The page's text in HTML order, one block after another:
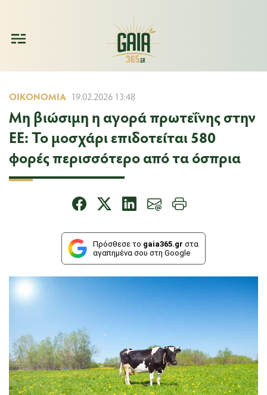
ΟΙΚΟΝΟΜΊΑ 19.02.2026 13:48
Μη βιώσιμη η αγορά πρωτεΐνης στην
ΕΕ: Το μοσχάρι επιδοτείται 580
φορές περισσότερο από τα όσπρια
Πρόσθεσε το gaia365.gr στα
αγαπημένα σου στη Google